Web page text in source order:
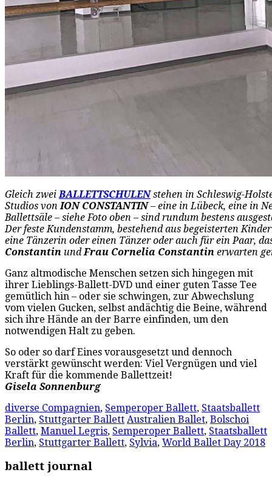
Gleich zweiBALLETTSCHULENstehen in Schleswig-
Studios vonION CONSTANTIN– eine in Lübeck, eine in
Ballettsäle – siehe Foto oben – sind rundum bestens
Der feste Kundenstamm, bestehend aus begeisterten
eine Tänzerin oder einen Tänzer oder auch für ein Paar,
Constantin undFrau Cornelia Constantin erwarten
Ganz altmodische Menschen setzen sich hingegen mit
ihrer Lieblings-Ballett-DVD und einer guten Tasse Tee
gemütlich hin – oder sie schwingen, zur Abwechslung
vom vielen Gucken, selbst andächtig die Beine, während
sich ihre Hände an der Barre einfinden, um den
notwendigen Halt zu geben.
So oder so darf Eines vorausgesetzt und dennoch
verstärkt gewünscht werden: Viel Vergnügen und viel
Kraft für die kommende Ballettzeit!
Gisela Sonnenburg
diverse Compagnien, Semperoper Ballett, Staatsballett
Berlin, Stuttgarter Ballett Australien Ballet, Bolschoi
Ballett, Manuel Legris, Semperoper Ballett, Staatsballett
Berlin, Stuttgarter Ballett, Sylvia, World Ballet Day 2018
ballett journal